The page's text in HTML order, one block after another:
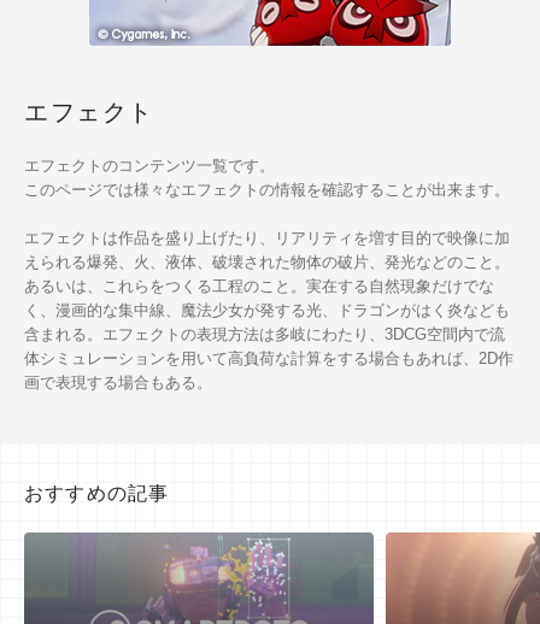
エフェクト
エフェクトのコンテンツ一覧です。
このページでは様々なエフェクトの情報を確認することが出来ます。
エフェクトは作品を盛り上げたり、リアリティを増す目的で映像に加
えられる爆発、火、液体、破壊された物体の破片、発光などのこと。
あるいは、これらをつくる工程のこと。実在する自然現象だけでな
く、漫画的な集中線、魔法少女が発する光、ドラゴンがはく炎なども
含まれる。エフェクトの表現方法は多岐にわたり、3DCG空間内で流
体シミュレーションを用いて高負荷な計算をする場合もあれば、2D作
画で表現する場合もある。
おすすめの記事